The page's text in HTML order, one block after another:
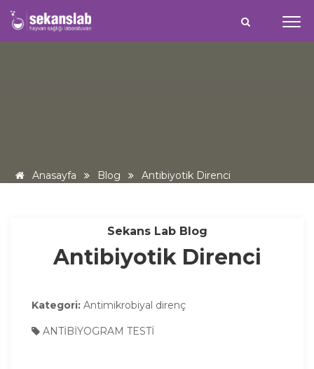
Anasayfa Blog Antibiyotik Direnci
Sekans Lab Blog
Antibiyotik Direnci
Kategori: Antimikrobiyal direnç
ANTİBİYOGRAM TESTİ